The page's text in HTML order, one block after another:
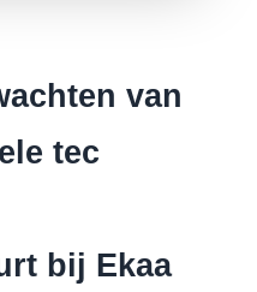
van
tec
bij Ekaa